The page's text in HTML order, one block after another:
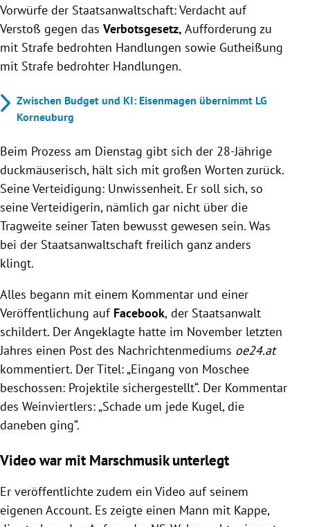
Vorwürfe der Staatsanwaltschaft: Verdacht auf
Verstoß gegen das Verbotsgesetz, Aufforderung zu
mit Strafe bedrohten Handlungen sowie Gutheißung
mit Strafe bedrohter Handlungen.
Zwischen Budget und KI: Eisenmagen übernimmt LG
Korneuburg
Beim Prozess am Dienstag gibt sich der 28-Jährige
duckmäuserisch, hält sich mit großen Worten zurück.
Seine Verteidigung: Unwissenheit. Er soll sich, so
seine Verteidigerin, nämlich gar nicht über die
Tragweite seiner Taten bewusst gewesen sein. Was
bei der Staatsanwaltschaft freilich ganz anders
klingt.
Alles begann mit einem Kommentar und einer
Veröffentlichung auf Facebook, der Staatsanwalt
schildert. Der Angeklagte hatte im November letzten
Jahres einen Post des Nachrichtenmediums oe24.at
kommentiert. Der Titel: „Eingang von Moschee
beschossen: Projektile sichergestellt“. Der Kommentar
des Weinviertlers: „Schade um jede Kugel, die
daneben ging“.
Video war mit Marschmusik unterlegt
Er veröffentlichte zudem ein Video auf seinem
eigenen Account. Es zeigte einen Mann mit Kappe,